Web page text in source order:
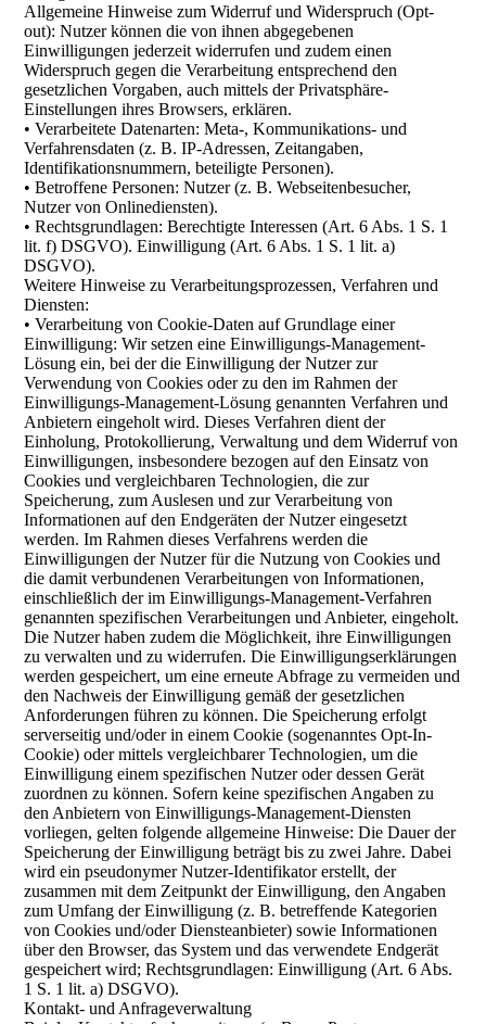
Allgemeine Hinweise zum Widerruf und Widerspruch (Opt-
out): Nutzer können die von ihnen abgegebenen
Einwilligungen jederzeit widerrufen und zudem einen
Widerspruch gegen die Verarbeitung entsprechend den
gesetzlichen Vorgaben, auch mittels der Privatsphäre-
Einstellungen ihres Browsers, erklären.
• Verarbeitete Datenarten: Meta-, Kommunikations- und
Verfahrensdaten (z. B. IP-Adressen, Zeitangaben,
Identifikationsnummern, beteiligte Personen).
• Betroffene Personen: Nutzer (z. B. Webseitenbesucher,
Nutzer von Onlinediensten).
• Rechtsgrundlagen: Berechtigte Interessen (Art. 6 Abs. 1 S. 1
lit. f) DSGVO). Einwilligung (Art. 6 Abs. 1 S. 1 lit. a)
DSGVO).
Weitere Hinweise zu Verarbeitungsprozessen, Verfahren und
Diensten:
• Verarbeitung von Cookie-Daten auf Grundlage einer
Einwilligung: Wir setzen eine Einwilligungs-Management-
Lösung ein, bei der die Einwilligung der Nutzer zur
Verwendung von Cookies oder zu den im Rahmen der
Einwilligungs-Management-Lösung genannten Verfahren und
Anbietern eingeholt wird. Dieses Verfahren dient der
Einholung, Protokollierung, Verwaltung und dem Widerruf von
Einwilligungen, insbesondere bezogen auf den Einsatz von
Cookies und vergleichbaren Technologien, die zur
Speicherung, zum Auslesen und zur Verarbeitung von
Informationen auf den Endgeräten der Nutzer eingesetzt
werden. Im Rahmen dieses Verfahrens werden die
Einwilligungen der Nutzer für die Nutzung von Cookies und
die damit verbundenen Verarbeitungen von Informationen,
einschließlich der im Einwilligungs-Management-Verfahren
genannten spezifischen Verarbeitungen und Anbieter, eingeholt.
Die Nutzer haben zudem die Möglichkeit, ihre Einwilligungen
zu verwalten und zu widerrufen. Die Einwilligungserklärungen
werden gespeichert, um eine erneute Abfrage zu vermeiden und
den Nachweis der Einwilligung gemäß der gesetzlichen
Anforderungen führen zu können. Die Speicherung erfolgt
serverseitig und/oder in einem Cookie (sogenanntes Opt-In-
Cookie) oder mittels vergleichbarer Technologien, um die
Einwilligung einem spezifischen Nutzer oder dessen Gerät
zuordnen zu können. Sofern keine spezifischen Angaben zu
den Anbietern von Einwilligungs-Management-Diensten
vorliegen, gelten folgende allgemeine Hinweise: Die Dauer der
Speicherung der Einwilligung beträgt bis zu zwei Jahre. Dabei
wird ein pseudonymer Nutzer-Identifikator erstellt, der
zusammen mit dem Zeitpunkt der Einwilligung, den Angaben
zum Umfang der Einwilligung (z. B. betreffende Kategorien
von Cookies und/oder Diensteanbieter) sowie Informationen
über den Browser, das System und das verwendete Endgerät
gespeichert wird; Rechtsgrundlagen: Einwilligung (Art. 6 Abs.
1 S. 1 lit. a) DSGVO).
Kontakt- und Anfrageverwaltung